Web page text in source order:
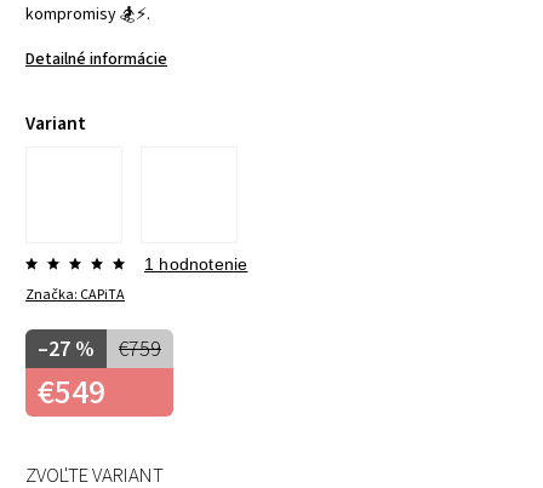
kompromisy 🏂⚡.
Detailné informácie
Variant
Značka: CAPiTA
1 hodnotenie
€759
–27 %
€549
ZVOĽTE VARIANT